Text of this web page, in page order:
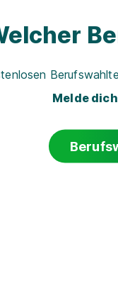
Melde